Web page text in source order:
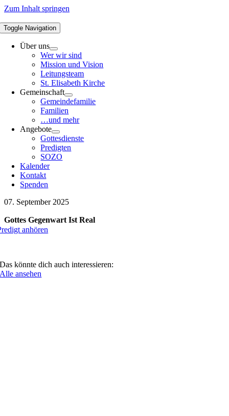
Zum Inhalt springen
Toggle Navigation
Über uns
Wer wir sind
Mission und Vision
Leitungsteam
St. Elisabeth Kirche
Gemeinschaft
Gemeindefamilie
Familien
…und mehr
Angebote
Gottesdienste
Predigten
SOZO
Kalender
Kontakt
Spenden
07. September 2025
Gottes Gegenwart Ist Real
anhören
Das könnte dich auch interessieren:
Alle ansehen